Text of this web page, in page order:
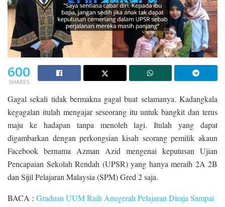
600
SHARES
Gagal sekali tidak bermakna gagal buat selamanya. Kadangkala
kegagalan itulah mengajar seseorang itu untuk bangkit dan terus
maju ke hadapan tanpa menoleh lagi. Itulah yang dapat
digambarkan dengan perkongsian kisah seorang pemilik akaun
Facebook bernama Azman Azid mengenai keputusan Ujian
Pencapaian Sekolah Rendah (UPSR) yang hanya meraih 2A 2B
dan Sijil Pelajaran Malaysia (SPM) Gred 2 saja.
BACA : Graduan UUM Raih Anugerah Pelajaran Diraja Sampai